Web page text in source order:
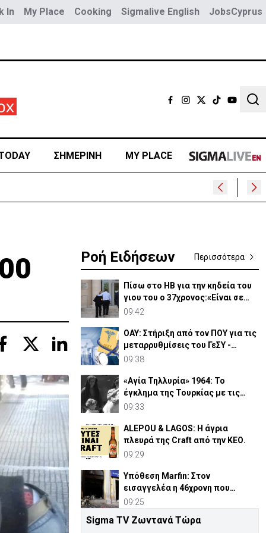
In My Place Cooking Sigmalive English JobsCyprus
ΣΗΜΕΡΙΝΗ MY PLACE
Ροή Ειδήσεων Περισσότερα
Πίσω στο ΗΒ για την κηδεία του
γιου του ο 37χρονος:«Είναι σε
άσχημη κατάσταση»
09:42
ΟΑΥ: Στήριξη από τον ΠΟΥ για τις
μεταρρυθμίσεις του ΓεΣΥ -
Θετική η αποτίμηση
09:38
«Αγία Τηλλυρία» 1964: Το
έγκλημα της Τουρκίας με τις
βόμβες ναπάλμ (ΒΙΝΤΕΟ)
09:33
ALEPOU & LAGOS: Η άγρια
πλευρά της Craft από την ΚΕΟ.
09:29
Υπόθεση Marfin: Στον
εισαγγελέα η 46χρονη που
κατηγορείται για την επίθεση
09:25
Το μέλλον των online πληρωμών
Sigma TV Ζωντανά Τώρα